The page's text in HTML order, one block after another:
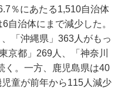
％にあたる1,510自治体
自治体にまで減少した。
「沖縄県」363人がもっ
京都」269人、「神奈川
く。一方、鹿児島県は40
童が前年から115人減少